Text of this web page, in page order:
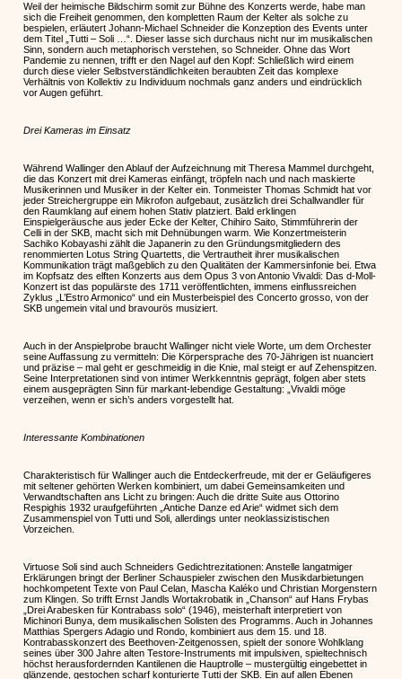
Weil der heimische Bildschirm somit zur Bühne des Konzerts werde, habe man
sich die Freiheit genommen, den kompletten Raum der Kelter als solche zu
bespielen, erläutert Johann-Michael Schneider die Konzeption des Events unter
dem Titel „Tutti – Soli …“. Dieser lasse sich durchaus nicht nur im musikalischen
Sinn, sondern auch metaphorisch verstehen, so Schneider. Ohne das Wort
Pandemie zu nennen, trifft er den Nagel auf den Kopf: Schließlich wird einem
durch diese vieler Selbstverständlichkeiten beraubten Zeit das komplexe
Verhältnis von Kollektiv zu Individuum nochmals ganz anders und eindrücklich
vor Augen geführt.
Drei Kameras im Einsatz
Während Wallinger den Ablauf der Aufzeichnung mit Theresa Mammel durchgeht,
die das Konzert mit drei Kameras einfängt, tröpfeln nach und nach maskierte
Musikerinnen und Musiker in der Kelter ein. Tonmeister Thomas Schmidt hat vor
jeder Streichergruppe ein Mikrofon aufgebaut, zusätzlich drei Schallwandler für
den Raumklang auf einem hohen Stativ platziert. Bald erklingen
Einspielgeräusche aus jeder Ecke der Kelter, Chihiro Saito, Stimmführerin der
Celli in der SKB, macht sich mit Dehnübungen warm. Wie Konzertmeisterin
Sachiko Kobayashi zählt die Japanerin zu den Gründungsmitgliedern des
renommierten Lotus String Quartetts, die Vertrautheit ihrer musikalischen
Kommunikation trägt maßgeblich zu den Qualitäten der Kammersinfonie bei. Etwa
im Kopfsatz des elften Konzerts aus dem Opus 3 von Antonio Vivaldi: Das d-Moll-
Konzert ist das populärste des 1711 veröffentlichten, immens einflussreichen
Zyklus „L’Estro Armonico“ und ein Musterbeispiel des Concerto grosso, von der
SKB ungemein vital und bravourös musiziert.
Auch in der Anspielprobe braucht Wallinger nicht viele Worte, um dem Orchester
seine Auffassung zu vermitteln: Die Körpersprache des 70-Jährigen ist nuanciert
und präzise – mal geht er geschmeidig in die Knie, mal steigt er auf Zehenspitzen.
Seine Interpretationen sind von intimer Werkkenntnis geprägt, folgen aber stets
einem ausgeprägten Sinn für markant-lebendige Gestaltung: „Vivaldi möge
verzeihen, wenn er sich’s anders vorgestellt hat.
Interessante Kombinationen
Charakteristisch für Wallinger auch die Entdeckerfreude, mit der er Geläufigeres
mit seltener gehörten Werken kombiniert, um dabei Gemeinsamkeiten und
Verwandtschaften ans Licht zu bringen: Auch die dritte Suite aus Ottorino
Respighis 1932 uraufgeführten „Antiche Danze ed Arie“ widmet sich dem
Zusammenspiel von Tutti und Soli, allerdings unter neoklassizistischen
Vorzeichen.
Virtuose Soli sind auch Schneiders Gedichtrezitationen: Anstelle langatmiger
Erklärungen bringt der Berliner Schauspieler zwischen den Musikdarbietungen
hochkompetent Texte von Paul Celan, Mascha Kaléko und Christian Morgenstern
zum Klingen. So trifft Ernst Jandls Wortakrobatik in „Chanson“ auf Hans Frybas
„Drei Arabesken für Kontrabass solo“ (1946), meisterhaft interpretiert von
Michinori Bunya, dem musikalischen Solisten des Programms. Auch in Johannes
Matthias Spergers Adagio und Rondo, kombiniert aus dem 15. und 18.
Kontrabasskonzert des Beethoven-Zeitgenossen, spielt der sonore Wohlklang
seines über 300 Jahre alten Testore-Instruments mit impulsiven, spieltechnisch
höchst herausfordernden Kantilenen die Hauptrolle – mustergültig eingebettet in
glänzende, gestochen scharf konturierte Tutti der SKB. Ein auf allen Ebenen